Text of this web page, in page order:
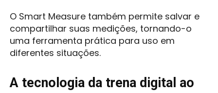
O Smart Measure também permite salvar e
compartilhar suas medições, tornando-o
uma ferramenta prática para uso em
diferentes situações.
A tecnologia da trena digital ao